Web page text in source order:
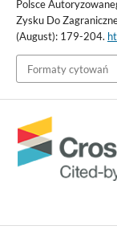
Polsce
Zysku Do
(August): 179-204.
Formaty cytowań